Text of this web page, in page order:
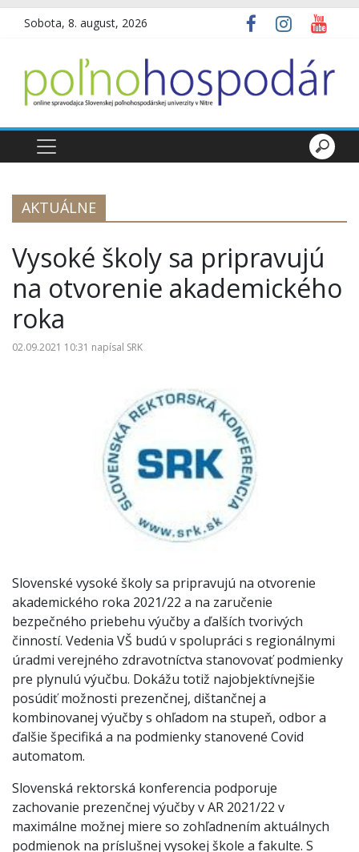
Sobota, 8. august, 2026
AKTUÁLNE
Vysoké školy sa pripravujú
na otvorenie akademického
roka
02.09.2021 10:31 napísal SRK
Slovenské vysoké školy sa pripravujú na otvorenie
akademického roka 2021/22 a na zaručenie
bezpečného priebehu výučby a ďalších tvorivých
činností. Vedenia VŠ budú v spolupráci s regionálnymi
úradmi verejného zdravotníctva stanovovať podmienky
pre plynulú výučbu. Dokážu totiž najobjektívnejšie
posúdiť možnosti prezenčnej, dištančnej a
kombinovanej výučby s ohľadom na stupeň, odbor a
ďalšie špecifiká a na podmienky stanovené Covid
automatom.
Slovenská rektorská konferencia podporuje
zachovanie prezenčnej výučby v AR 2021/22 v
maximálne možnej miere so zohľadnením aktuálnych
podmienok na príslušnej vysokej škole a fakulte. S